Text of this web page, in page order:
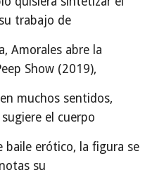
trabajo de
Amorales abre la
Show (2019),
muchos sentidos,
el cuerpo
baile erótico, la figura se
su